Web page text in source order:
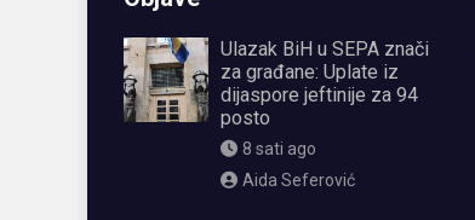
Ulazak BiH u SEPA znači
za građane: Uplate iz
dijaspore jeftinije za 94
posto
8 sati ago
Aida Seferović